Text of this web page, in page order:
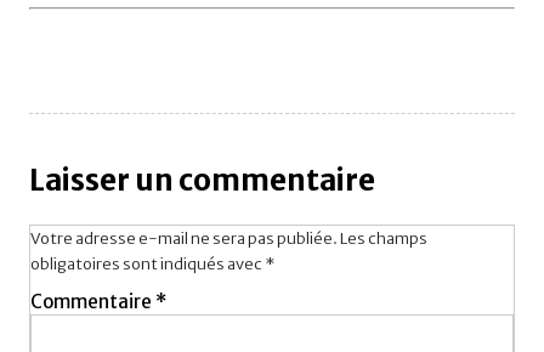
Laisser un commentaire
Votre adresse e-mail ne sera pas publiée.Les champs
obligatoires sont indiqués avec *
Commentaire *